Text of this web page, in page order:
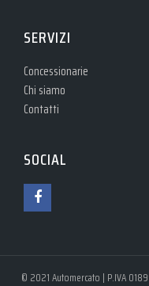
SERVIZI
Concessionarie
Chi siamo
Contatti
SOCIAL
© 2021 Automercato | P.IVA